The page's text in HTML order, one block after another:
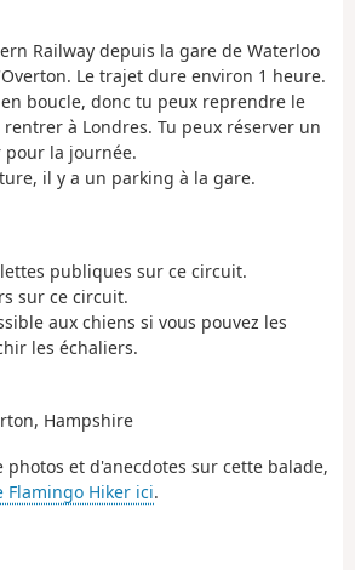
Railway depuis la gare de Waterloo
Le trajet dure environ 1 heure.
boucle, donc tu peux reprendre le
à Londres. Tu peux réserver un
la journée.
il y a un parking à la gare.
publiques sur ce circuit.
sur ce circuit.
aux chiens si vous pouvez les
les échaliers.
Hampshire
photos et d'anecdotes sur cette balade,
Flamingo Hiker ici.